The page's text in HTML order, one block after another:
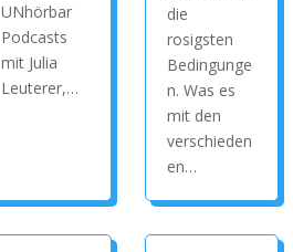
UNhörbar
Podcasts
mit Julia
Leuterer,…
die
rosigsten
Bedingunge
n. Was es
mit den
verschieden
en…